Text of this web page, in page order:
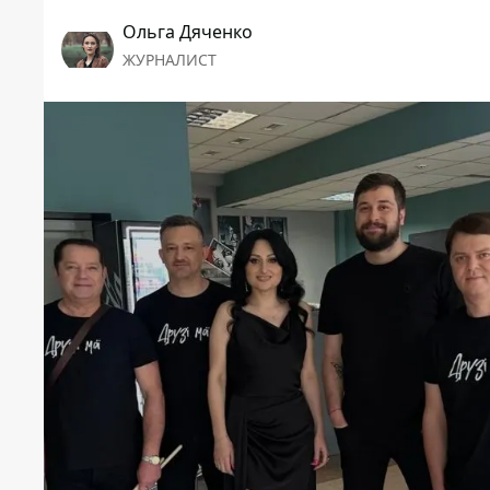
Ольга Дяченко
ЖУРНАЛИСТ